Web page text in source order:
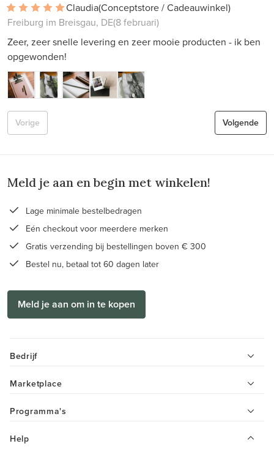
Claudia(Conceptstore / Cadeauwinkel)
Freiburg im Breisgau, DE(8 februari)
Zeer, zeer snelle levering en zeer mooie producten - ik ben
opgewonden!
Volgende
Vorige
Meld je aan en begin met winkelen!
Lage minimale bestelbedragen
Eén checkout voor meerdere merken
Gratis verzending bij bestellingen boven € 300
Bestel nu, betaal tot 60 dagen later
Meld je aan om in te kopen
Bedrijf
Marketplace
Programma's
Help